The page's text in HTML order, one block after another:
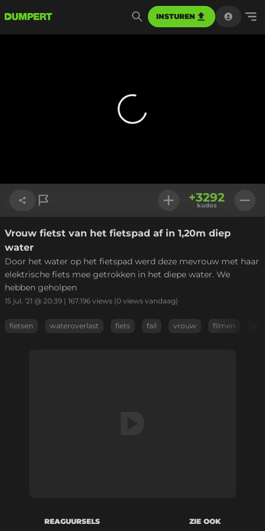
INSTUREN
Link kopiëren
+3292
kudos
Vrouw fietst van het fietspad af in 1,20m diep
water
Door het water op het fietspad werd deze mevrouw met haar
elektrische fiets mee getrokken in het diepe water. We
hebben geholpen
15 jul. '21 @ 20:39 | 167.196 views (0 views vandaag)
fietsen wateroverlast fiets fail vrouw filmen
REAGUURSELS ZIE OOK